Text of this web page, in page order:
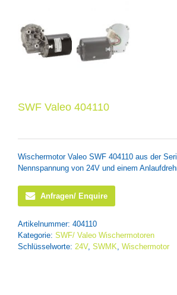
SWF Valeo 404110
Wischermotor Valeo SWF 404110 aus der
Nennspannung von 24V und einem
Anfragen/ Enquire
Artikelnummer: 404110
Kategorie: SWF/ Valeo Wischermotoren
Schlüsselworte: 24V, SWMK, Wischermotor